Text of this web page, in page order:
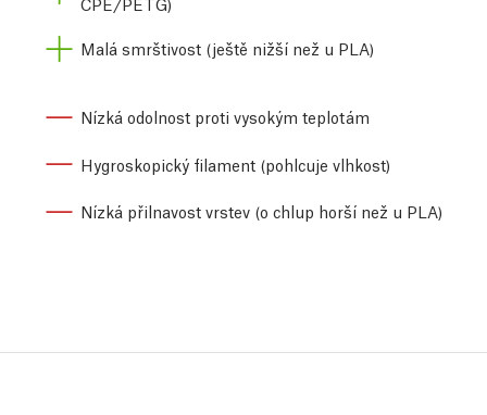
Malá smrštivost (ještě nižší než u PLA)
Nízká odolnost proti vysokým teplotám
Hygroskopický filament (pohlcuje vlhkost)
Nízká přilnavost vrstev (o chlup horší než u PLA)